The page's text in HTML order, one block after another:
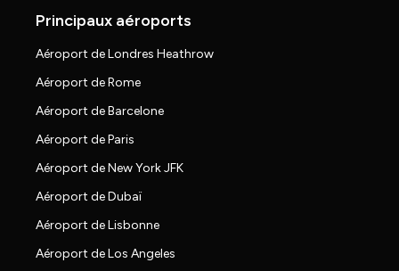
Principaux aéroports
Aéroport de Londres Heathrow
Aéroport de Rome
Aéroport de Barcelone
Aéroport de Paris
Aéroport de New York JFK
Aéroport de Dubaï
Aéroport de Lisbonne
Aéroport de Los Angeles